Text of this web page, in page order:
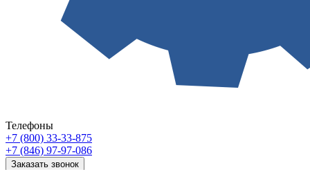
Телефоны
+7 (800) 33-33-875
+7 (846) 97-97-086
Заказать звонок